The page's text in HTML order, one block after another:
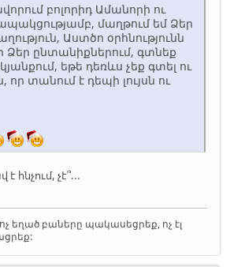
բոլորիդ Ամանորի ու
մաղթում եմ Ձեր
Աստծո օրհնությունն
ընտանիքներում, գտնեք
եթե դեռևս չեք գտել ու
որ տանում է դեպի լույսն ու
է հնչում, չէ՞...
եղած բաները պակասեցրեք, ոչ էլ